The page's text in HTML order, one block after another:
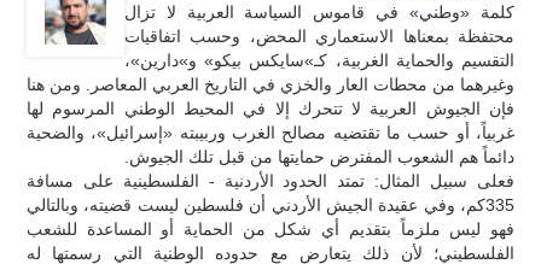
كلمة «وطني» في قاموس السياسة العربية لا تزال
محتفظة بمعناها الاستعماري المحض، وحسب اتفاقيات
التقسيم والحماية الغربية، كـ»سايكس بيكو» و»دارين»،
وغيرهما من محطات العار والخزي في التاريخ العربي المعاصر. ومن هنا
فإن الجيوش العربية لا تتحرك إلا في المحيط الوطني المرسوم لها
غربياً، أو حسب ما تقتضيه مصالح الغرب وربيبته «إسرائيل»، والضحية
دائماً هم الشعوب المفترض حمايتها من قبل تلك الجيوش.
فعلى سبيل المثال: تمتد الحدود الأردنية - الفلسطينية على مسافة
335كم، وفي عقيدة الجيش الأردني أن فلسطين ليست قضيته، وبالتالي
فهو ليس ملزماً بتقديم أي شكل من الحماية أو المساعدة للشعب
الفلسطيني؛ لأن ذلك يتعارض مع حدوده الوطنية التي رسمتها له